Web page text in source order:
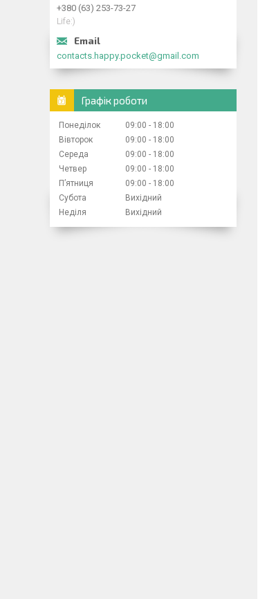
+380 (63) 253-73-27
Life:)
contacts.happy.pocket@gmail.com
Графік роботи
Понеділок 09:00
18:00
Вівторок
09:00
18:00
Середа
09:00
18:00
Четвер
09:00
18:00
Пʼятниця
09:00
18:00
Субота
Вихідний
Неділя
Вихідний